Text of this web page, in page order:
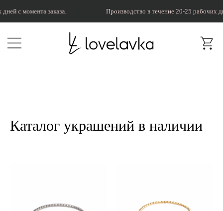
с момента заказа. Производство в течение 20-25 рабочих
Каталог украшений в наличии